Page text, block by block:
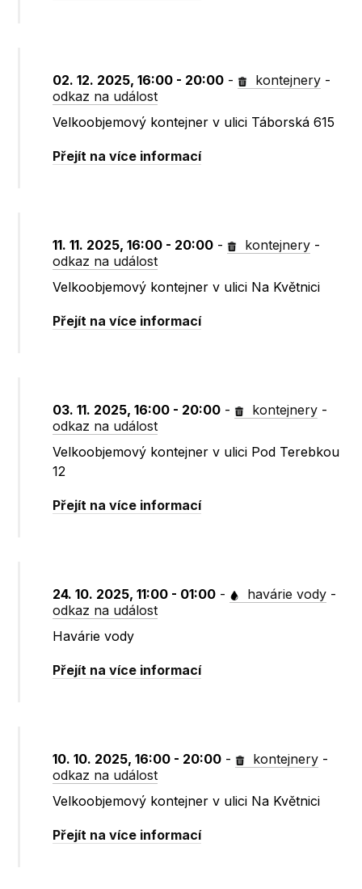
02. 12. 2025, 16:00 - 20:00 - kontejnery -
odkaz na událost
Velkoobjemový kontejner v ulici Táborská 615
Přejít na více informací
11. 11. 2025, 16:00 - 20:00 - kontejnery -
odkaz na událost
Velkoobjemový kontejner v ulici Na Květnici
Přejít na více informací
03. 11. 2025, 16:00 - 20:00 - kontejnery -
odkaz na událost
Velkoobjemový kontejner v ulici Pod Terebkou
12
Přejít na více informací
24. 10. 2025, 11:00 - 01:00 - havárie vody -
odkaz na událost
Havárie vody
Přejít na více informací
10. 10. 2025, 16:00 - 20:00 - kontejnery -
odkaz na událost
Velkoobjemový kontejner v ulici Na Květnici
Přejít na více informací